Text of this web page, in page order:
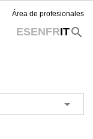
Área de profesionales
ESENFRITsearch
